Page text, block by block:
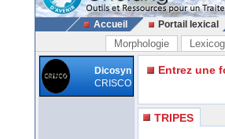
Accueil Portail lexical
Morphologie
Dicosyn
CRISCO
Entrez une
TRIPES